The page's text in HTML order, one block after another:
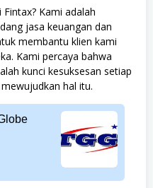
Fintax? Kami adalah
jasa keuangan dan
membantu klien kami
Kami percaya bahwa
kunci kesuksesan setiap
hal itu.